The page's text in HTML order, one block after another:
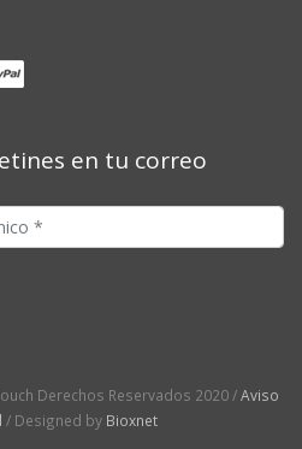
en tu correo
Derechos Reservados 2020 /Aviso
/ Designed by Bioxnet